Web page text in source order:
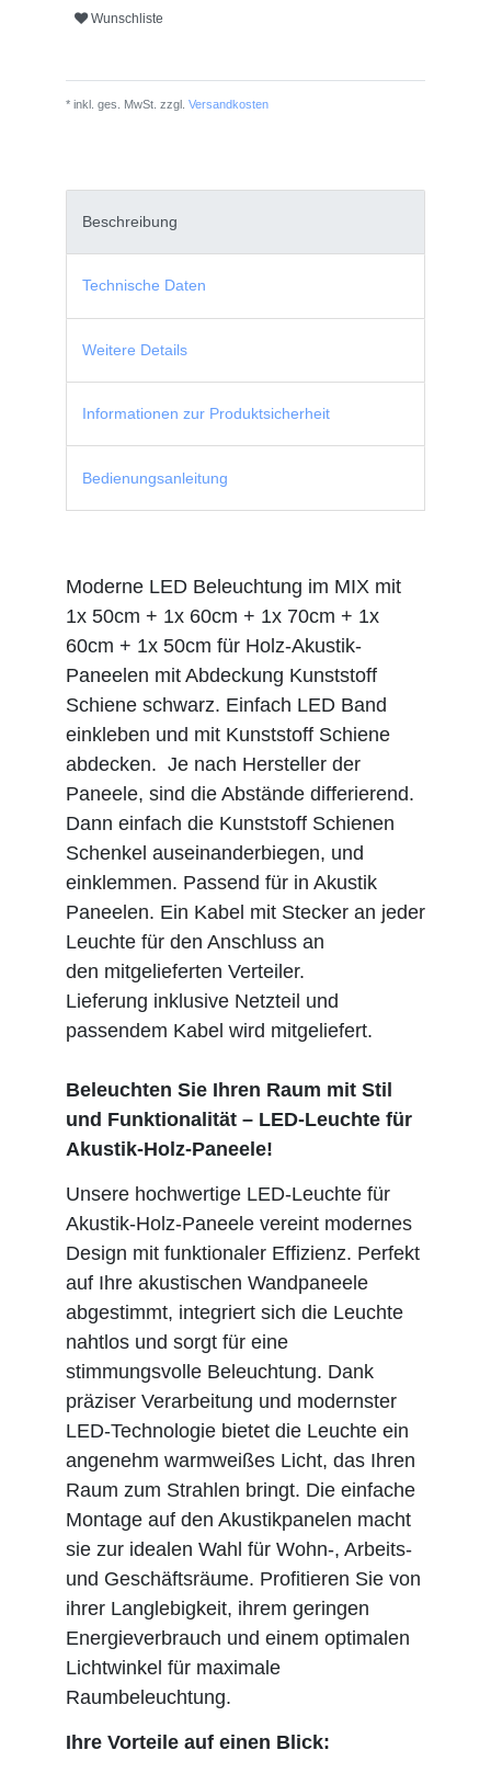
Wunschliste
* inkl. ges. MwSt. zzgl. Versandkosten
Beschreibung
Technische Daten
Weitere Details
Informationen zur Produktsicherheit
Bedienungsanleitung
Moderne LED Beleuchtung im MIX mit
1x 50cm + 1x 60cm + 1x 70cm + 1x
60cm + 1x 50cm für Holz-Akustik-
Paneelen mit Abdeckung Kunststoff
Schiene schwarz. Einfach LED Band
einkleben und mit Kunststoff Schiene
abdecken. Je nach Hersteller der
Paneele, sind die Abstände differierend.
Dann einfach die Kunststoff Schienen
Schenkel auseinanderbiegen, und
einklemmen. Passend für in Akustik
Paneelen. Ein Kabel mit Stecker an jeder
Leuchte für den Anschluss an
den mitgelieferten Verteiler.
Lieferung inklusive Netzteil und
passendem Kabel wird mitgeliefert.
Beleuchten Sie Ihren Raum mit Stil
und Funktionalität – LED-Leuchte für
Akustik-Holz-Paneele!
Unsere hochwertige LED-Leuchte für
Akustik-Holz-Paneele vereint modernes
Design mit funktionaler Effizienz. Perfekt
auf Ihre akustischen Wandpaneele
abgestimmt, integriert sich die Leuchte
nahtlos und sorgt für eine
stimmungsvolle Beleuchtung. Dank
präziser Verarbeitung und modernster
LED-Technologie bietet die Leuchte ein
angenehm warmweißes Licht, das Ihren
Raum zum Strahlen bringt. Die einfache
Montage auf den Akustikpanelen macht
sie zur idealen Wahl für Wohn-, Arbeits-
und Geschäftsräume. Profitieren Sie von
ihrer Langlebigkeit, ihrem geringen
Energieverbrauch und einem optimalen
Lichtwinkel für maximale
Raumbeleuchtung.
Ihre Vorteile auf einen Blick: